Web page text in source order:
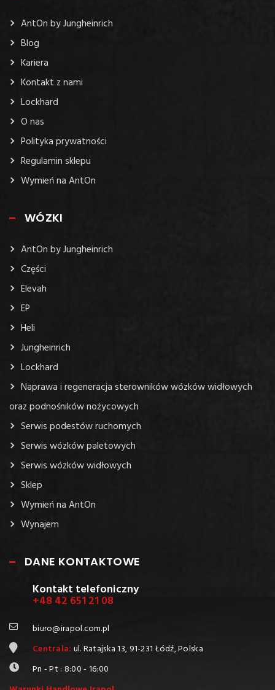
AntOn by Jungheinrich
Blog
Kariera
Kontakt z nami
Lockhard
O nas
Polityka prywatności
Regulamin sklepu
Wymień na AntOn
WÓZKI
AntOn by Jungheinrich
Części
Elevah
EP
Heli
Jungheinrich
Lockhard
Naprawa i regeneracja sterowników wózków widłowych
oraz podnośników nożycowych
Serwis podestów ruchomych
Serwis wózków paletowych
Serwis wózków widłowych
Sklep
Wymień na AntOn
Wynajem
DANE KONTAKTOWE
Kontakt telefoniczny
+48 42 651 21 08
biuro@irapol.com.pl
Centrala: ul. Ratajska 13, 91-231 Łódź, Polska
Pn - Pt : 8:00 - 16:00